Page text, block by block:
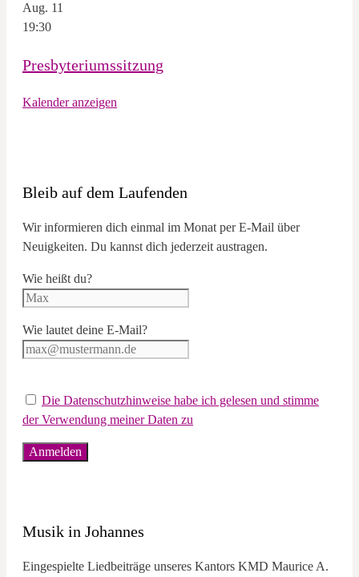
Aug. 11
19:30
Presbyteriumssitzung
Kalender anzeigen
Bleib auf dem Laufenden
Wir informieren dich einmal im Monat per E-Mail über
Neuigkeiten. Du kannst dich jederzeit austragen.
Wie heißt du?
Wie lautet deine E-Mail?
Die Datenschutzhinweise habe ich gelesen und stimme
der Verwendung meiner Daten zu
Musik in Johannes
Eingespielte Liedbeiträge unseres Kantors KMD Maurice A.